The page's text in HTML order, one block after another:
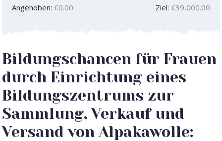
Angehoben: €0.00 Ziel: €39,000.00
Bildungschancen für Frauen
durch Einrichtung eines
Bildungszentrums zur
Sammlung, Verkauf und
Versand von Alpakawolle: